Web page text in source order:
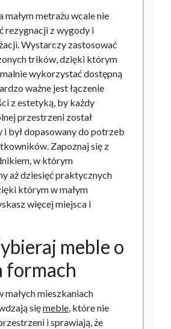
małym metrażu wcale nie
rezygnacji z wygody i
Wystarczy zastosować
trików, dzięki którym
wykorzystać dostępną
ważne jest łączenie
z estetyką, by każdy
przestrzeni został
był dopasowany do potrzeb
Zapoznaj się z
w którym
aż dziesięć praktycznych
którym w małym
więcej miejsca i
meble o
formach
małych mieszkaniach
sięmeble, które nie
i sprawiają, że